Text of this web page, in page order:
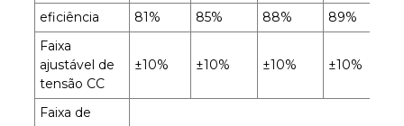
eficiência 81% 85% 88%
89%
Faixa
ajustável de
tensão CC
±10% ±10% ±10% ±10%
Faixa de